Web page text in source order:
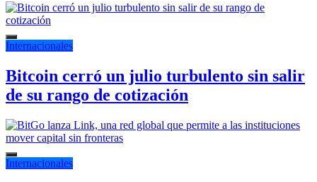
Internacionales
Bitcoin cerró un julio turbulento sin salir
de su rango de cotización
Internacionales